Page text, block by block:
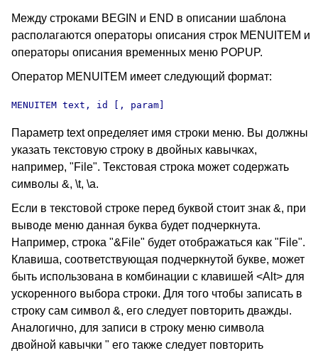
Между строками BEGIN и END в описании шаблона
располагаются операторы описания строк MENUITEM и
операторы описания временных меню POPUP.
Оператор MENUITEM имеет следующий формат:
MENUITEM text, id [, param]
Параметр text определяет имя строки меню. Вы должны
указать текстовую строку в двойных кавычках,
например, "File". Текстовая строка может содержать
символы &, \t, \a.
Если в текстовой строке перед буквой стоит знак &, при
выводе меню данная буква будет подчеркнута.
Например, строка "&File" будет отображаться как "File".
Клавиша, соответствующая подчеркнутой букве, может
быть использована в комбинации с клавишей <Alt> для
ускоренного выбора строки. Для того чтобы записать в
строку сам символ &, его следует повторить дважды.
Аналогично, для записи в строку меню символа
двойной кавычки " его также следует повторить